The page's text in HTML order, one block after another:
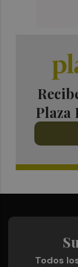
Plaza
Todos